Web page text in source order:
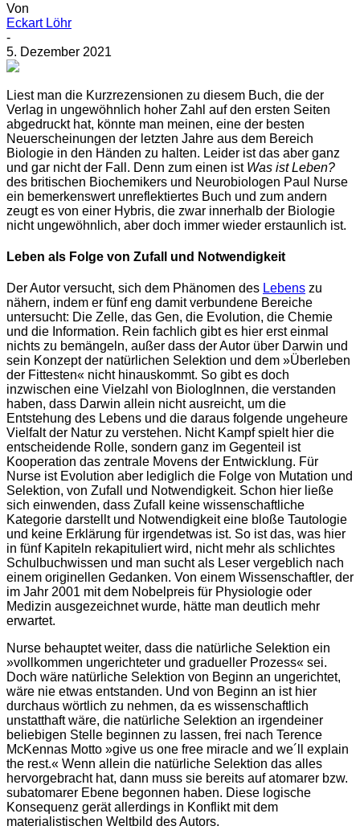
Von
Eckart Löhr
-
5. Dezember 2021
Liest man die Kurzrezensionen zu diesem Buch, die der
Verlag in ungewöhnlich hoher Zahl auf den ersten Seiten
abgedruckt hat, könnte man meinen, eine der besten
Neuerscheinungen der letzten Jahre aus dem Bereich
Biologie in den Händen zu halten. Leider ist das aber ganz
und gar nicht der Fall. Denn zum einen ist Was ist Leben?
des britischen Biochemikers und Neurobiologen Paul Nurse
ein bemerkenswert unreflektiertes Buch und zum andern
zeugt es von einer Hybris, die zwar innerhalb der Biologie
nicht ungewöhnlich, aber doch immer wieder erstaunlich ist.
Leben als Folge von Zufall und Notwendigkeit
Der Autor versucht, sich dem Phänomen des Lebens zu
nähern, indem er fünf eng damit verbundene Bereiche
untersucht: Die Zelle, das Gen, die Evolution, die Chemie
und die Information. Rein fachlich gibt es hier erst einmal
nichts zu bemängeln, außer dass der Autor über Darwin und
sein Konzept der natürlichen Selektion und dem »Überleben
der Fittesten« nicht hinauskommt. So gibt es doch
inzwischen eine Vielzahl von BiologInnen, die verstanden
haben, dass Darwin allein nicht ausreicht, um die
Entstehung des Lebens und die daraus folgende ungeheure
Vielfalt der Natur zu verstehen. Nicht Kampf spielt hier die
entscheidende Rolle, sondern ganz im Gegenteil ist
Kooperation das zentrale Movens der Entwicklung. Für
Nurse ist Evolution aber lediglich die Folge von Mutation und
Selektion, von Zufall und Notwendigkeit. Schon hier ließe
sich einwenden, dass Zufall keine wissenschaftliche
Kategorie darstellt und Notwendigkeit eine bloße Tautologie
und keine Erklärung für irgendetwas ist. So ist das, was hier
in fünf Kapiteln rekapituliert wird, nicht mehr als schlichtes
Schulbuchwissen und man sucht als Leser vergeblich nach
einem originellen Gedanken. Von einem Wissenschaftler, der
im Jahr 2001 mit dem Nobelpreis für Physiologie oder
Medizin ausgezeichnet wurde, hätte man deutlich mehr
erwartet.
Nurse behauptet weiter, dass die natürliche Selektion ein
»vollkommen ungerichteter und gradueller Prozess« sei.
Doch wäre natürliche Selektion von Beginn an ungerichtet,
wäre nie etwas entstanden. Und von Beginn an ist hier
durchaus wörtlich zu nehmen, da es wissenschaftlich
unstatthaft wäre, die natürliche Selektion an irgendeiner
beliebigen Stelle beginnen zu lassen, frei nach Terence
McKennas Motto »give us one free miracle and we´ll explain
the rest.« Wenn allein die natürliche Selektion das alles
hervorgebracht hat, dann muss sie bereits auf atomarer bzw.
subatomarer Ebene begonnen haben. Diese logische
Konsequenz gerät allerdings in Konflikt mit dem
materialistischen Weltbild des Autors.